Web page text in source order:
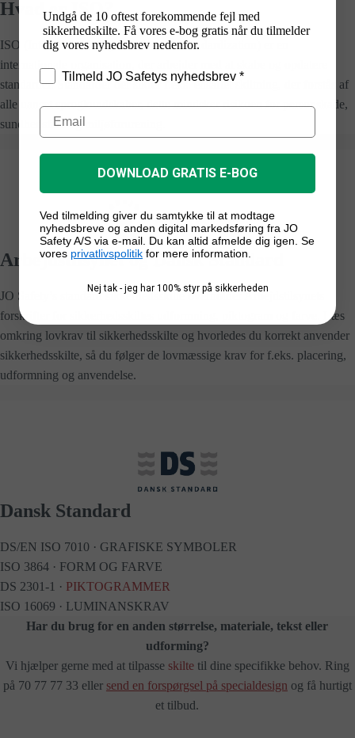
Hvad er ISO?
ISO (International Organization for Standardization) er en
internationale organisation, der arbejder med at skabe og opdatere
standarder. Standarder der sikrer f.eks. ensartet skiltning, der forstås af
alle uanset sprogkundskaber, dette mindsker risikoen for personskade,
sundhedsfare og miljøforurening.
Arbejdstilsynet og Dansk Standard
JO Safety’s standardsikkerhedsskilteoverholder Arbejdstilsynets
forskrifter for sikkerhedsskiltes udformning, piktogram og farve. Læs
omkring lovkrav til sikkerhedsskilte og hvorledes du korrekt anvender
sikkerhedsskilte, så du følger de lovmæssige krav for f.eks. placering,
udformning og anvendelse.
Dansk Standard
DS/EN ISO 7010 · GRAFISKE SYMBOLER
ISO 3864 · FORM OG FARVE
DS 2301-1 · PIKTOGRAMMER
ISO 16069 · LUMINANSKRAV
Har du brug for en anden størrelse, materiale, tekst eller
udforming?
Vi hjælper gerne med at tilpasse skiltetil dine specifikke behov. Ring
på 70 77 77 33 eller send en forspørgsel på specialdesign og få hurtigt
et tilbud.
Undgå de 10 oftest forekommende fejl med
sikkerhedskilte. Få vores e-bog gratis når du tilmelder
dig vores nyhedsbrev nedenfor.
Tilmeld JO Safetys nyhedsbrev *
DOWNLOAD GRATIS E-BOG
Ved tilmelding giver du samtykke til at modtage
nyhedsbreve og anden digital markedsføring fra JO
Safety A/S via e-mail. Du kan altid afmelde dig igen. Se
vores privatlivspolitik for mere information.
Nej tak - jeg har 100% styr på sikkerheden